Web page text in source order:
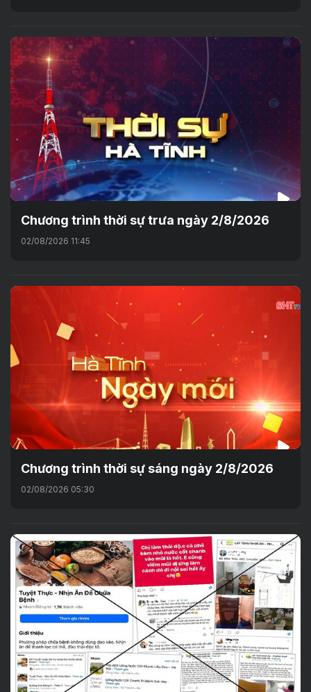
Chương trình thời sự trưa ngày 2/8/2026
02/08/2026 11:45
Chương trình thời sự sáng ngày 2/8/2026
02/08/2026 05:30